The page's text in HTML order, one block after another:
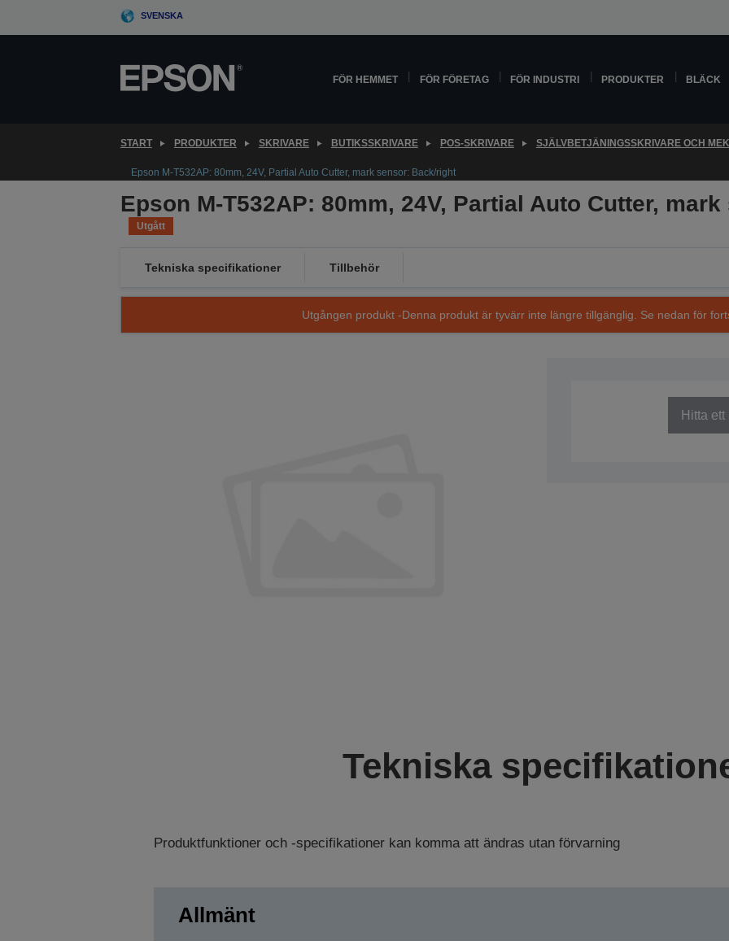
SVENSKA
FÖR HEMMET FÖR FÖRETAG FÖR INDUSTRI PRODUKTER BLÄCK
START PRODUKTER SKRIVARE BUTIKSSKRIVARE POS-SKRIVARE SJÄLVBETJÄNINGSSKRIVARE OCH
Epson M-T532AP: 80mm, 24V, Partial Auto Cutter, mark sensor: Back/right
Epson M-T532AP: 80mm, 24V, Partial Auto Cutter,
Utgått
Tekniska specifikationer Tillbehör
Utgången produkt -Denna produkt är tyvärr inte längre tillgänglig. Se nedan för
Hitta
Tekniska
Produktfunktioner och -specifikationer kan komma att ändras utan förvarning
Allmänt